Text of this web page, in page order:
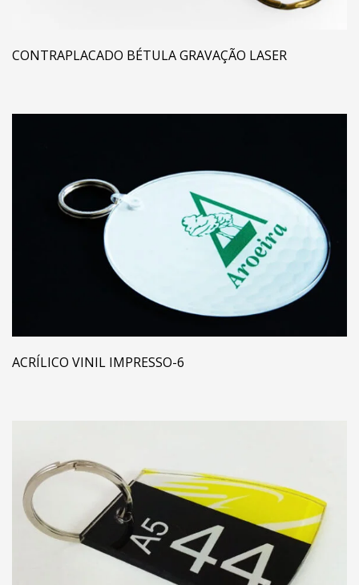
CONTRAPLACADO BÉTULA GRAVAÇÃO LASER
ACRÍLICO VINIL IMPRESSO-6